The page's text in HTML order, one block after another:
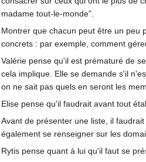
madame tout-le-monde".
Montrer que chacun peut être un peu
concrets : par exemple, comment
Valérie pense qu'il est prématuré de
cela implique. Elle se demande s'il
on ne sait pas quels en seront les
Elise pense qu'il faudrait avant tout
Avant de présenter une liste, il
également se renseigner sur les
Rytis pense quant à lui qu'il faut se